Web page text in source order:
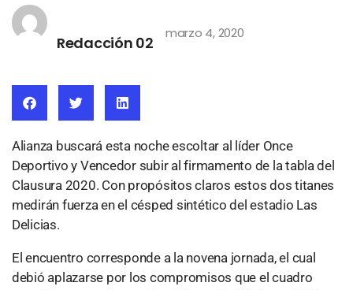
Redacción 02
marzo 4, 2020
Alianza buscará esta noche escoltar al líder Once
Deportivo y Vencedor subir al firmamento de la tabla del
Clausura 2020. Con propósitos claros estos dos titanes
medirán fuerza en el césped sintético del estadio Las
Delicias.
El encuentro corresponde a la novena jornada, el cual
debió aplazarse por los compromisos que el cuadro